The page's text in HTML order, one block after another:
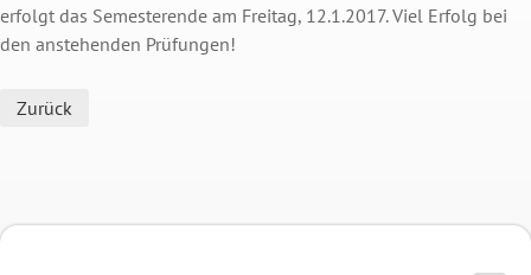
erfolgt das Semesterende am Freitag, 12.1.2017. Viel Erfolg bei
den anstehenden Prüfungen!
Zurück